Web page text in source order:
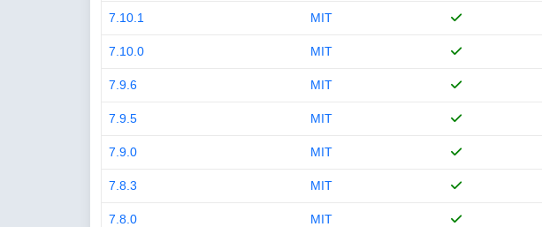
7.10.1 MIT
7.10.0 MIT
7.9.6 MIT
7.9.5 MIT
7.9.0 MIT
7.8.3 MIT
7.8.0 MIT